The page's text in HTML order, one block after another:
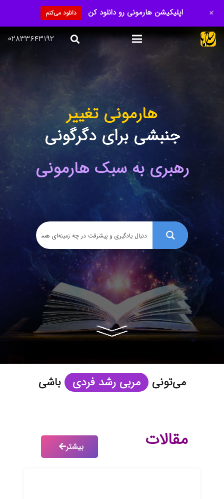
۰۲۸۳۳۶۴۳۱۹۲
هارمونی تغییر
جنبشی برای دگرگونی
رهبری به سبک هارمونی
می‌تونی مربی رشد فردی باشی
مقالات بیشتر
اپلیکیشن هارمونی رو دانلود کن دانلود می‌کنم +